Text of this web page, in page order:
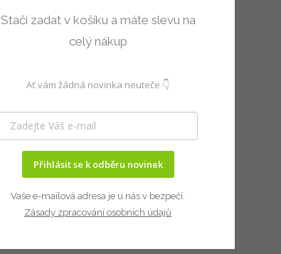
Stačí zadat v košíku a máte slevu na
celý nákup
Ať vám žádná novinka neuteče 👇
Přihlásit se k odběru novinek
Vaše e-mailová adresa je u nás v bezpečí.
Zásady zpracování osobních údajů